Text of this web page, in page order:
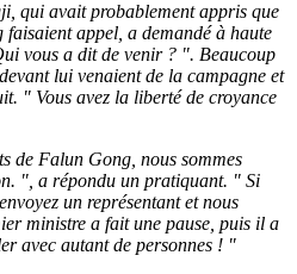
qui avait probablement appris que
appel, a demandé à haute
vous a dit de venir ? ". Beaucoup
lui venaient de la campagne et
" Vous avez la liberté de croyance
de Falun Gong, nous sommes
", a répondu un pratiquant. " Si
un représentant et nous
ministre a fait une pause, puis il a
avec autant de personnes ! "